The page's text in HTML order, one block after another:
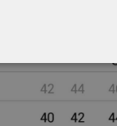
NECESARE